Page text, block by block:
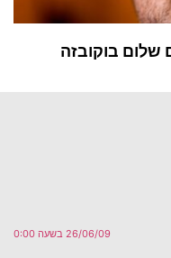
שלום בוקובזה
26/06/09 בשעה 0:00